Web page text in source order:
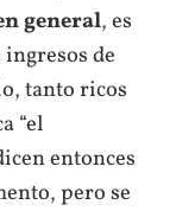
general, es
de
tanto ricos
“el
entonces
pero se